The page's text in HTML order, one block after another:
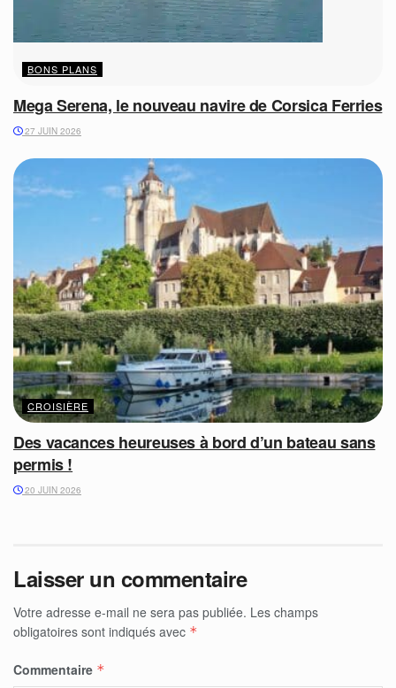
BONS PLANS
Mega Serena, le nouveau navire de Corsica Ferries
27 JUIN 2026
CROISIÈRE
Des vacances heureuses à bord d’un bateau sans
permis !
20 JUIN 2026
Laisser un commentaire
Votre adresse e-mail ne sera pas publiée. Les champs
obligatoires sont indiqués avec *
Commentaire *